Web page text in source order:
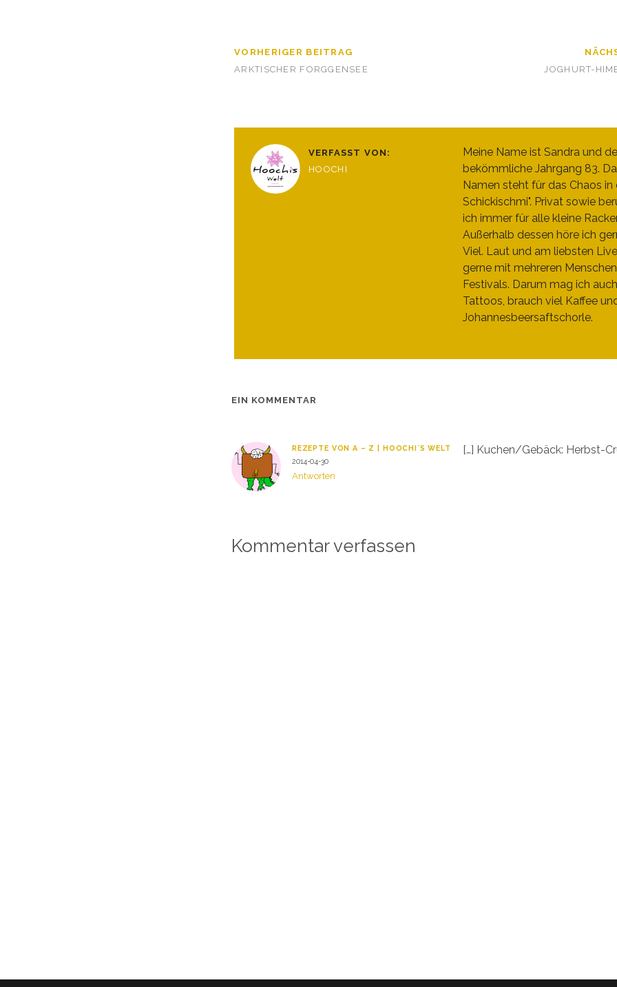
VORHERIGER BEITRAG
ARKTISCHER FORGGENSEE
JOGHURT-
VERFASST VON:
HOOCHI
Meine Name ist Sandra und
bekömmliche Jahrgang 83.
Namen steht für das Chaos in
Schickischmi". Privat sowie
ich immer für alle kleine
Außerhalb dessen höre ich
Viel. Laut und am liebsten
gerne mit mehreren
Festivals. Darum mag ich
Tattoos, brauch viel Kaffee
Johannesbeersaftschorle.
EIN KOMMENTAR
REZEPTE VON A – Z | HOOCHI´S WELT
2014-04-30
Antworten
[…] Kuchen/Gebäck: Herbst-
Kommentar verfassen